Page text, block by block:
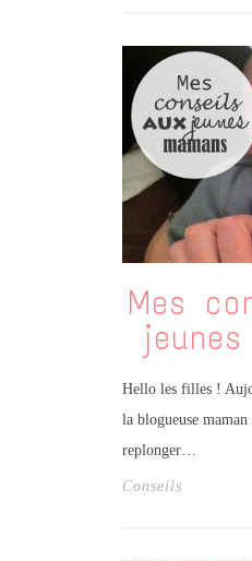
Mes
Hello les filles !
la blogueuse
replonger…
Conseils